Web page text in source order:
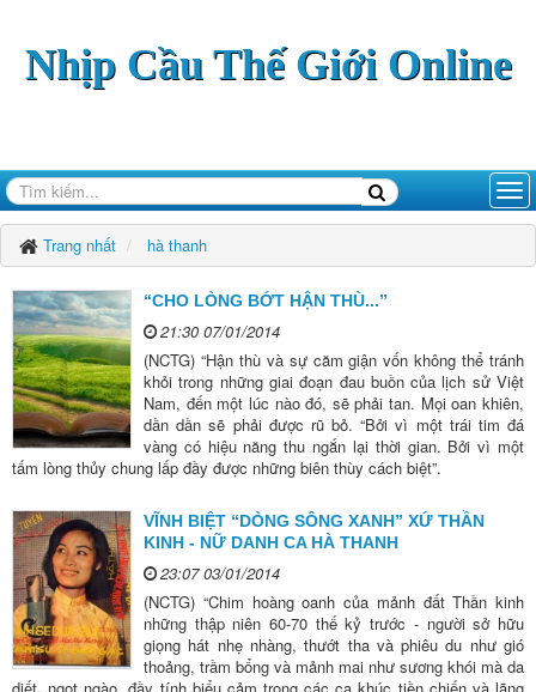
Nhịp Cầu Thế Giới Online
Trang nhất hà thanh
“CHO LÒNG BỚT HẬN THÙ...”
21:30 07/01/2014
(NCTG) “Hận thù và sự căm giận vốn không thể tránh
khỏi trong những giai đoạn đau buồn của lịch sử Việt
Nam, đến một lúc nào đó, sẽ phải tan. Mọi oan khiên,
dần dần sẽ phải được rũ bỏ. “Bởi vì một trái tim đá
vàng có hiệu năng thu ngắn lại thời gian. Bởi vì một
tấm lòng thủy chung lấp đầy được những biên thùy cách biệt”.
VĨNH BIỆT “DÒNG SÔNG XANH” XỨ THẦN
KINH - NỮ DANH CA HÀ THANH
23:07 03/01/2014
(NCTG) “Chim hoàng oanh của mảnh đất Thần kinh
những thập niên 60-70 thế kỷ trước - người sở hữu
giọng hát nhẹ nhàng, thướt tha và phiêu du như gió
thoảng, trầm bổng và mảnh mai như sương khói mà da